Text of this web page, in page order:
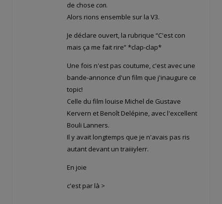
de chose con.
Alors rions ensemble sur la V3.
Je déclare ouvert, la rubrique “C'est con
mais ça me fait rire” *clap-clap*
Une fois n'est pas coutume, c'est avec une
bande-annonce d'un film que j'inaugure ce
topic!
Celle du film louise Michel de Gustave
Kervern et Benoît Delépine, avec l'excellent
Bouli Lanners.
Il y avait longtemps que je n'avais pas ris
autant devant un traiiiylerr.
En joie
c'est par là >